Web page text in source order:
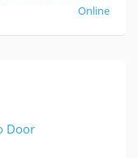
Online
Door